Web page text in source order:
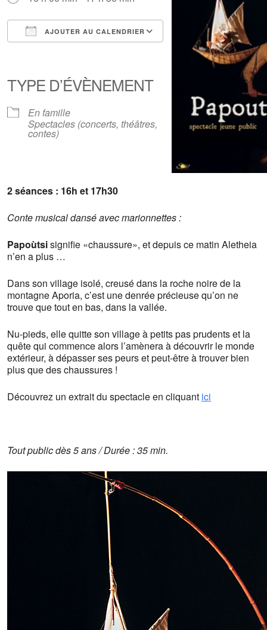
AJOUTER AU CALENDRIER
Outlook Live
TYPE D’ÉVÈNEMENT
En famille
Spectacles (concerts, théâtres,
contes)
2 séances : 16h et 17h30
Conte musical dansé avec marionnettes:
Papoùtsisignifie «chaussure», et depuis ce matin Aletheia
n’en a plus …
Dans son village isolé, creusé dans la roche noire de la
montagne Aporia, c’est une denrée précieuse qu’on ne
trouve que tout en bas, dans la vallée.
Nu-pieds, elle quitte son village à petits pas prudents et la
quête qui commence alors l’amènera à découvrir le monde
extérieur, à dépasser ses peurs et peut-être à trouver bien
plus que des chaussures !
Découvrez un extrait du spectacle en cliquant ici
Tout public dès 5 ans / Durée : 35 min.